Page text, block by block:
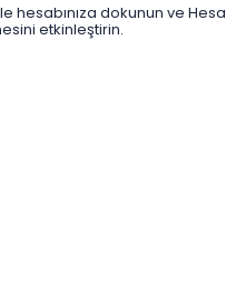
hesabınıza dokunun ve
etkinleştirin.